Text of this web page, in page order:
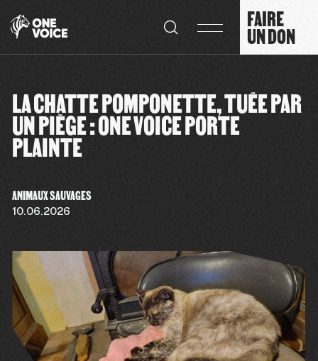
FAIRE
UN DON
LA CHATTE POMPONETTE, TUÉE PAR
UN PIÈGE : ONE VOICE PORTE
PLAINTE
ANIMAUX SAUVAGES
10.06.2026